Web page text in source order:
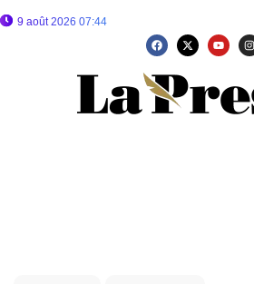
9 août 2026 07:44